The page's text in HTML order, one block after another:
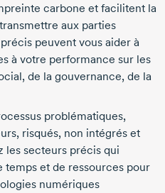
carbone et facilitent la
aux parties
peuvent vous aider à
à votre performance sur les
de la gouvernance, de la
problématiques,
risqués, non intégrés et
les secteurs précis qui
temps et de ressources pour
numériques